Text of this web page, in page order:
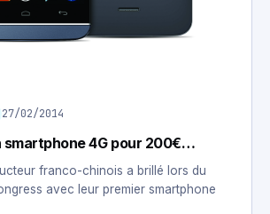
27/02/2014
smartphone 4G pour 200€…
franco-chinois a brillé lors du
avec leur premier smartphone